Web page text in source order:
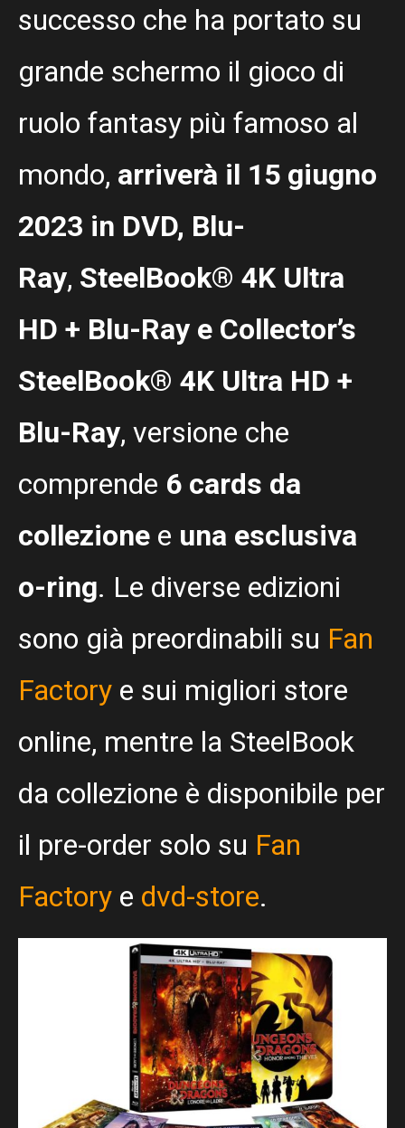
successo che ha portato su
grande schermo il gioco di
ruolo fantasy più famoso al
mondo, arriverà il 15 giugno
2023 in DVD, Blu-
Ray, SteelBook® 4K Ultra
HD + Blu-Ray e Collector’s
SteelBook® 4K Ultra HD +
Blu-Ray, versione che
comprende 6 cards da
collezione e una esclusiva
o-ring. Le diverse edizioni
sono già preordinabili su Fan
Factory e sui migliori store
online, mentre la SteelBook
da collezione è disponibile per
il pre-order solo su Fan
Factory e dvd-store.